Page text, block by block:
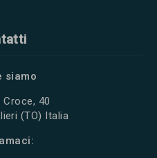
siamo
Croce, 40
(TO) Italia